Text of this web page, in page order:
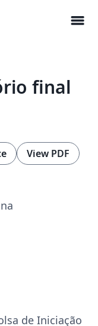
menu
final
View PDF
de Iniciação